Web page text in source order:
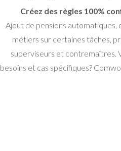
Créez des règles 100%
Ajout de pensions automatiques,
métiers sur certaines tâches,
superviseurs et contremaîtres.
besoins et cas spécifiques?